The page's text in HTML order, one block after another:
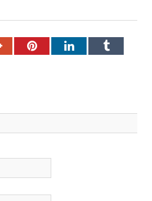
Google+PinterestLinkedInTumblr